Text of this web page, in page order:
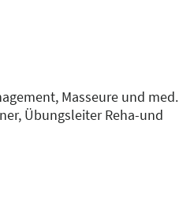
Masseure und med.
Übungsleiter Reha-und